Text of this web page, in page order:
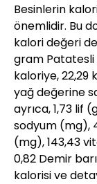
Besinlerin
önemlidir. Bu
kalori değeri
gram Patatesli
kaloriye, 22,29
yağ değerine
ayrıca, 1,73 lif
sodyum (mg),
(mg), 143,43
0,82 Demir
kalorisi ve